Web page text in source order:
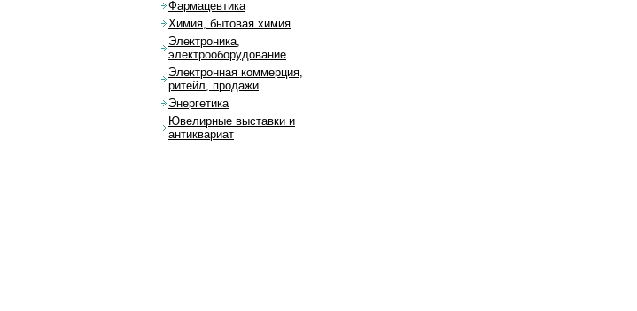
Фармацевтика
Химия, бытовая химия
Электроника,
электрооборудование
Электронная коммерция,
ритейл, продажи
Энергетика
Ювелирные выставки и
антиквариат